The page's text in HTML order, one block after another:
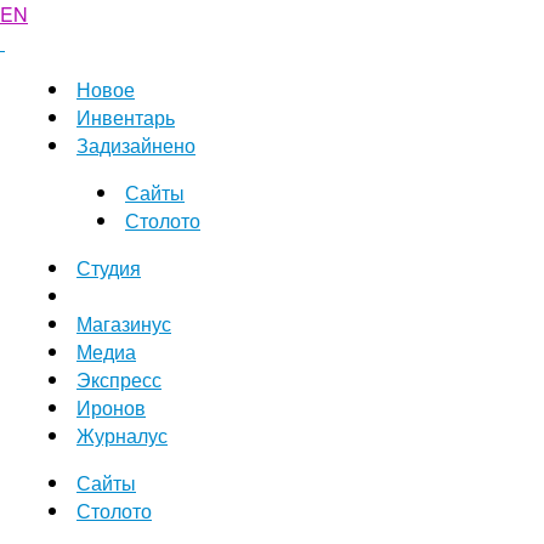
EN
Новое
Инвентарь
Задизайнено
Сайты
Столото
Студия
Магазинус
Медиа
Экспресс
Иронов
Журналус
Сайты
Столото